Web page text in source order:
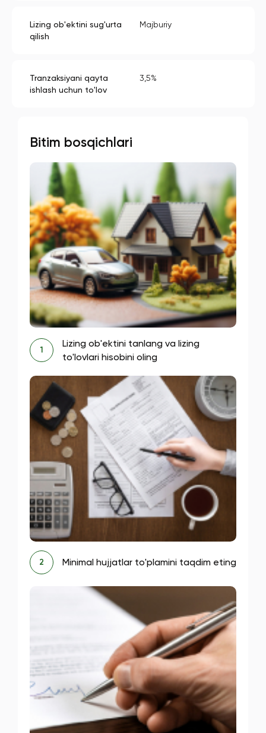
Lizing ob'ektini sug'urta
qilish
Majburiy
Tranzaksiyani qayta
ishlash uchun to'lov
3,5%
Bitim bosqichlari
1
Lizing ob'ektini tanlang va lizing
to'lovlari hisobini oling
2 Minimal hujjatlar to'plamini taqdim eting